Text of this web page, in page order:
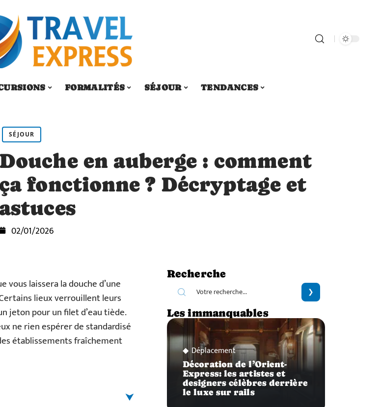
FORMALITÉS SÉJOUR TENDANCES
SÉJOUR
Douche en auberge : comment
fonctionne ? Décryptage et
02/01/2026
vous laissera la douche d’une
lieux verrouillent leurs
jeton pour un filet d’eau tiède.
ne rien espérer de standardisé
établissements fraîchement
Recherche
Les immanquables
Déplacement
Décoration de l’Orient-
Express: les artistes et
designers célèbres derrière
le luxe sur rails